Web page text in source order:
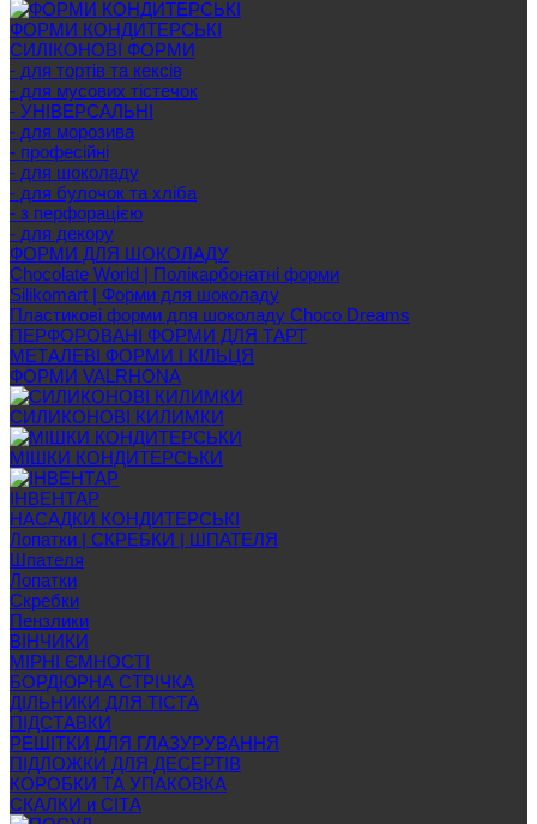
ФОРМИ КОНДИТЕРСЬКІ
СИЛІКОНОВІ ФОРМИ
- для тортів та кексів
- для мусових тістечок
- УНІВЕРСАЛЬНІ
- для морозива
- професійні
- для шоколаду
- для булочок та хліба
- з перфорацією
- для декору
ФОРМИ ДЛЯ ШОКОЛАДУ
Chocolate World | Полікарбонатні форми
Silikomart | Форми для шоколаду
Пластикові форми для шоколаду Choco Dreams
ПЕРФОРОВАНІ ФОРМИ ДЛЯ ТАРТ
МЕТАЛЕВІ ФОРМИ І КІЛЬЦЯ
ФОРМИ VALRHONA
СИЛИКОНОВІ КИЛИМКИ
МІШКИ КОНДИТЕРСЬКИ
ІНВЕНТАР
НАСАДКИ КОНДИТЕРСЬКІ
Лопатки | СКРЕБКИ | ШПАТЕЛЯ
Шпателя
Лопатки
Скребки
Пензлики
ВІНЧИКИ
МІРНІ ЄМНОСТІ
БОРДЮРНА СТРІЧКА
ДІЛЬНИКИ ДЛЯ ТІСТА
ПІДСТАВКИ
РЕШІТКИ ДЛЯ ГЛАЗУРУВАННЯ
ПІДЛОЖКИ ДЛЯ ДЕСЕРТІВ
КОРОБКИ ТА УПАКОВКА
СКАЛКИ и СІТА